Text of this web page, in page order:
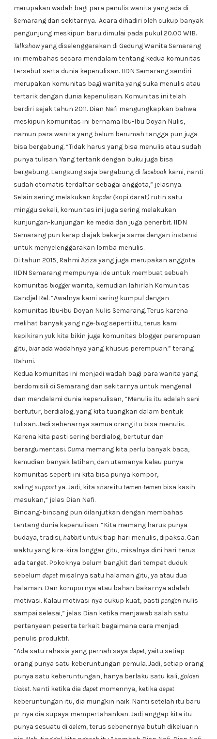
merupakan wadah bagi para penulis wanita yang ada di
Semarang dan sekitarnya. Acara dihadiri oleh cukup banyak
pengunjung meskipun baru dimulai pada pukul 20.00 WIB.
Talkshowyang diselenggarakan di Gedung Wanita Semarang
ini membahas secara mendalam tentang kedua komunitas
tersebut serta dunia kepenulisan. IIDN Semarang sendiri
merupakan komunitas bagi wanita yang suka menulis atau
tertarik dengan dunia kepenulisan. Komunitas ini telah
berdiri sejak tahun 2011. Dian Nafi mengungkapkan bahwa
meskipun komunitas ini bernama Ibu-Ibu Doyan Nulis,
namun para wanita yang belum berumah tangga pun juga
bisa bergabung. “Tidak harus yang bisa menulis atau sudah
punya tulisan. Yang tertarik dengan buku juga bisa
bergabung. Langsung saja bergabung di facebookkami, nanti
sudah otomatis terdaftar sebagai anggota,” jelasnya.
Selain sering melakukan kopdar (kopi darat) rutin satu
minggu sekali, komunitas ini juga sering melakukan
kunjungan-kunjungan ke media dan juga penerbit. IIDN
Semarang pun kerap diajak bekerja sama dengan instansi
untuk menyelenggarakan lomba menulis.
Di tahun 2015, Rahmi Aziza yang juga merupakan anggota
IIDN Semarang mempunyai ide untuk membuat sebuah
komunitas bloggerwanita, kemudian lahirlah Komunitas
Gandjel Rel. “Awalnya kami sering kumpul dengan
komunitas Ibu-ibu Doyan Nulis Semarang. Terus karena
melihat banyak yang nge-blogseperti itu, terus kami
kepikiran yuk kita bikin juga komunitas blogger perempuan
gitu, biarada wadahnya yang khusus perempuan.” terang
Rahmi.
Kedua komunitas ini menjadi wadah bagi para wanita yang
berdomisili di Semarang dan sekitarnya untuk mengenal
dan mendalami dunia kepenulisan, “Menulis itu adalah seni
bertutur, berdialog, yang kita tuangkan dalam bentuk
tulisan. Jadi sebenarnya semua orang itu bisa menulis.
Karena kita pasti sering berdialog, bertutur dan
berargumentasi. Cumamemang kita perlu banyak baca,
kemudian banyak latihan, dan utamanya kalau punya
komunitas seperti ini kita bisa punya kompor,
saling supportya. Jadi, kita shareitu temen-temen bisa kasih
masukan,“ jelas Dian Nafi.
Bincang-bincang pun dilanjutkan dengan membahas
tentang dunia kepenulisan. “Kita memang harus punya
budaya, tradisi, habbituntuk tiap hari menulis, dipaksa. Cari
waktu yang kira-kira longgar gitu, misalnya dini hari. terus
ada target. Pokoknya belum bangkit dari tempat duduk
sebelum dapetmisalnya satu halaman gitu, ya atau dua
halaman. Dan kompornya atau bahan bakarnya adalah
motivasi. Kalau motivasi nya cukup kuat, pasti pengen nulis
sampai selesai,” jelas Dian ketika menjawab salah satu
pertanyaan peserta terkait bagaimana cara menjadi
penulis produktif.
“Ada satu rahasia yang pernah saya dapet,yaitu setiap
orang punya satu keberuntungan pemula. Jadi, setiap orang
punya satu keberuntungan, hanya berlaku satu kali, golden
ticket. Nanti ketika dia dapetmomennya, ketika dapet
keberuntungan itu, dia mungkin naik. Nanti setelah itu baru
pr-nya dia supaya mempertahankan. Jadi anggap kita itu
punya sesuatu di dalem, terus sebenernya butuh dikeluarin